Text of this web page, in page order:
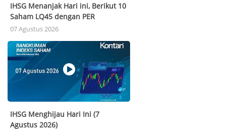
IHSG Menanjak Hari ini, Berikut 10
Saham LQ45 dengan PER
Terendah & Tertinggi (7 Agustus
07 Agustus 2026
IHSG Menghijau Hari Ini (7
Agustus 2026)